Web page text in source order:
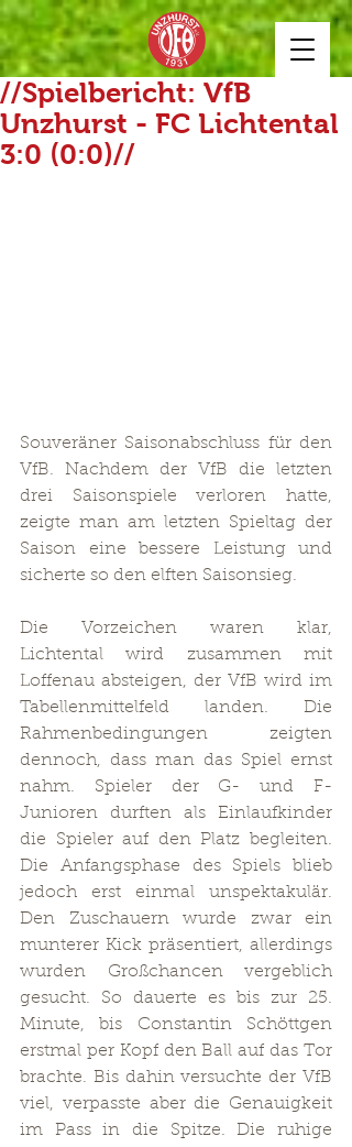
//Spielbericht: VfB
Unzhurst - FC Lichtental
3:0 (0:0)//
Souveräner Saisonabschluss für den
VfB. Nachdem der VfB die letzten
drei Saisonspiele verloren hatte,
zeigte man am letzten Spieltag der
Saison eine bessere Leistung und
sicherte so den elften Saisonsieg.
Die Vorzeichen waren klar,
Lichtental wird zusammen mit
Loffenau absteigen, der VfB wird im
Tabellenmittelfeld landen. Die
Rahmenbedingungen zeigten
dennoch, dass man das Spiel ernst
nahm. Spieler der G- und F-
Junioren durften als Einlaufkinder
die Spieler auf den Platz begleiten.
Die Anfangsphase des Spiels blieb
jedoch erst einmal unspektakulär.
Den Zuschauern wurde zwar ein
munterer Kick präsentiert, allerdings
wurden Großchancen vergeblich
gesucht. So dauerte es bis zur 25.
Minute, bis Constantin Schöttgen
erstmal per Kopf den Ball auf das Tor
brachte. Bis dahin versuchte der VfB
viel, verpasste aber die Genauigkeit
im Pass in die Spitze. Die ruhige